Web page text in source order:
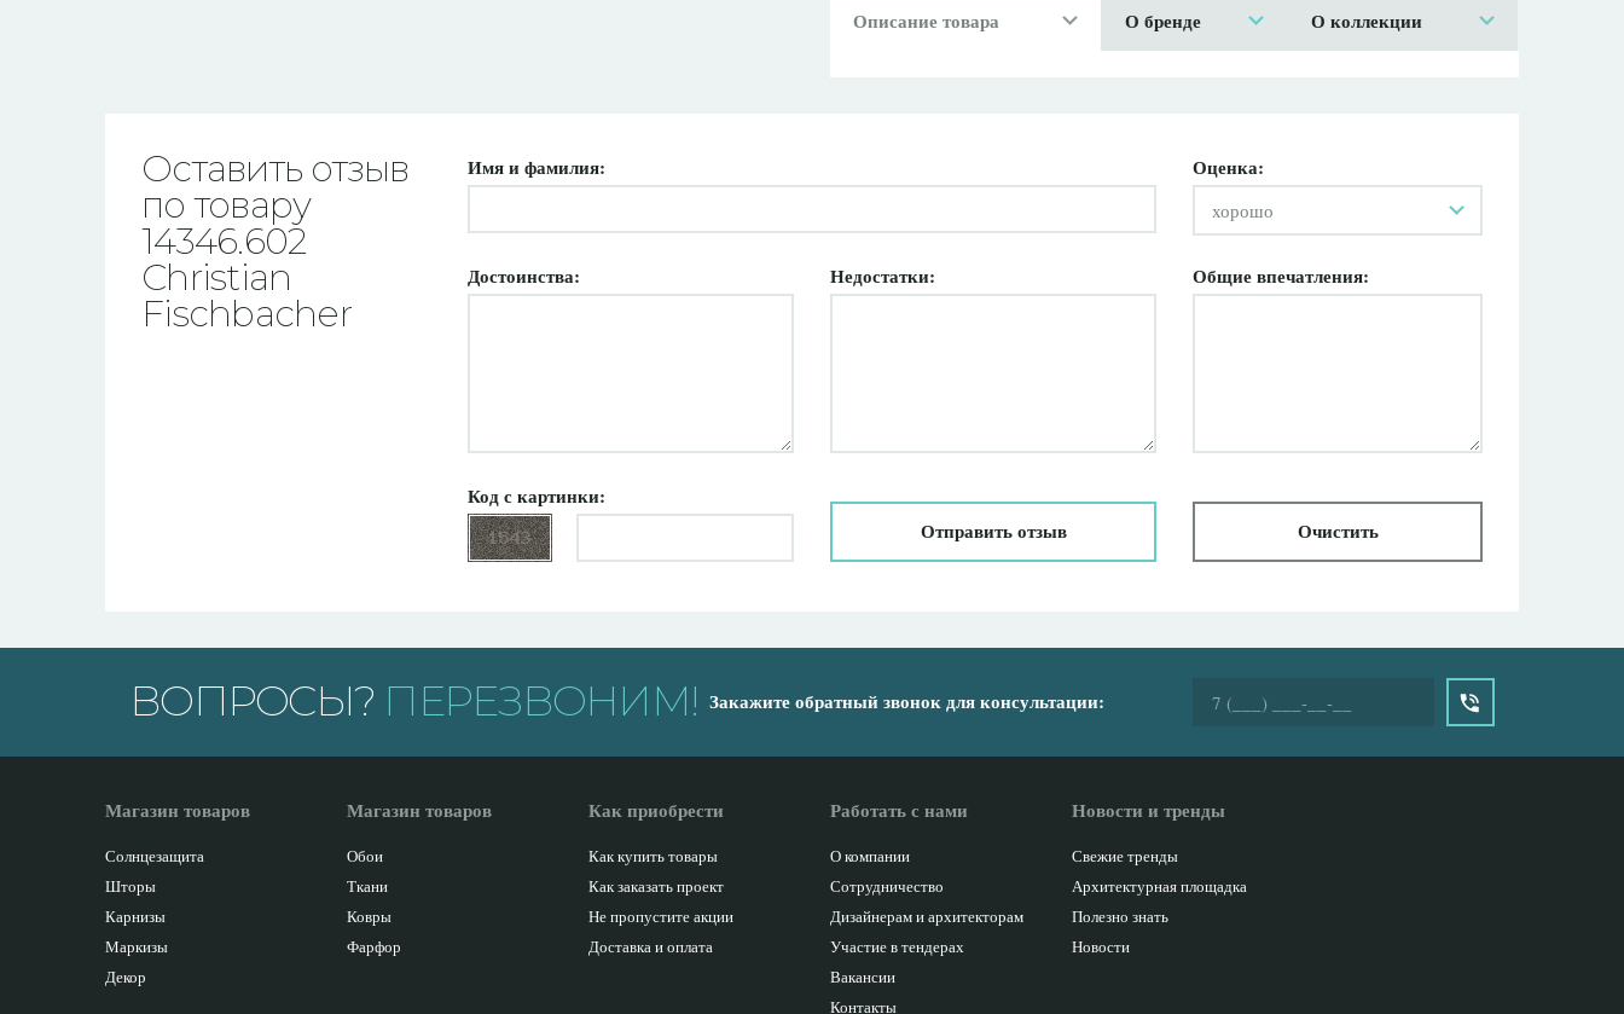
Описание товара О бренде О коллекции
Оставить отзыв
по товару
14346.602
Christian
Fischbacher
Имя и фамилия: Оценка:
хорошо
Достоинства: Недостатки: Общие впечатления:
Код с картинки:
Отправить отзыв
Очистить
ВОПРОСЫ? ПЕРЕЗВОНИМ! Закажите обратный звонок для консультации:
Магазин товаров
Солнцезащита
Шторы
Карнизы
Маркизы
Декор
Магазин товаров
Обои
Ткани
Ковры
Фарфор
Как приобрести
Как купить товары
Как заказать проект
Не пропустите акции
Доставка и оплата
Работать с нами
О компании
Сотрудничество
Дизайнерам и архитекторам
Участие в тендерах
Вакансии
Контакты
Новости и тренды
Свежие тренды
Архитектурная площадка
Полезно знать
Новости